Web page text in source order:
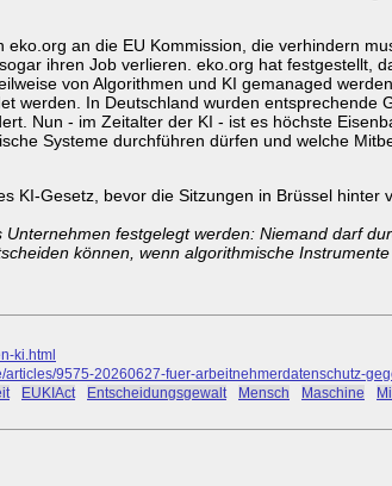
eko.org an die EU Kommission, die verhindern
ihren Job verlieren. eko.org hat festgestellt,
von Algorithmen und KI gemanaged
werden. In Deutschland wurden entsprechende
Nun - im Zeitalter der KI - ist es höchste
Systeme durchführen dürfen und welche
Gesetz, bevor die Sitzungen in Brüssel
festgelegt werden: Niemand darf
können, wenn algorithmische
ki.html
9575-20260627-fuer-arbeitnehmerdatenschutz-
EUKIAct Entscheidungsgewalt Mensch Maschine